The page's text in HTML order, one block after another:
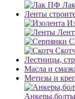
Ленты
Лестницы,
Масла и
Метизы и